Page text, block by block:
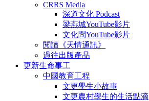
CRRS Media
深道文化 Podcast
梁燕城YouTube影片
文化問YouTube影片
閱讀《天情通訊》
過往出版產品
更新生命事工
中國教育工程
文更學生小故事
文更農村學生的生活點滴